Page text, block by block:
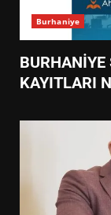
Burhaniye
BURHANİYE
KAYITLARI